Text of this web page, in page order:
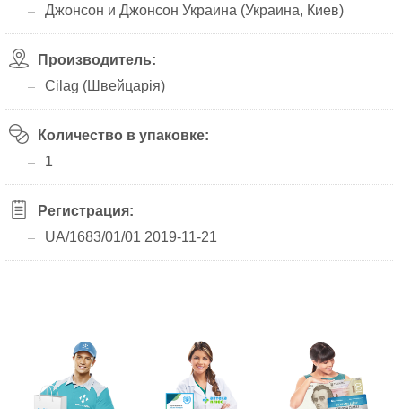
Джонсон и Джонсон Украина (Украина, Киев)
Производитель:
Cilag (Швейцарія)
Количество в упаковке:
1
Регистрация:
UA/1683/01/01 2019-11-21